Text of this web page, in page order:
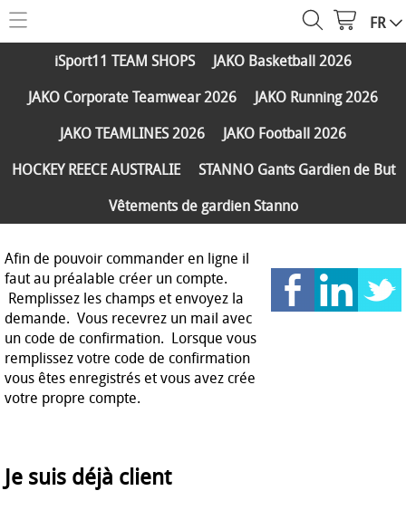
HOME
WEBSHOP
JAKO Running 2026
JAKO TEAMLINES 2026
JAKO Football 2026
HOCKEY REECE AUSTRALIE
STANNO Gants Gardien de But
Vêtements de gardien Stanno
PARTENAIRES
Réductions
Expédition et paiements
CONTACT
MY ISPORT11
FR
iSport11 TEAM SHOPS
JAKO Basketball 2026
JAKO Corporate Teamwear 2026
JAKO Running 2026
JAKO TEAMLINES 2026
JAKO Football 2026
HOCKEY REECE AUSTRALIE
STANNO Gants Gardien de But
Vêtements de gardien Stanno
Afin de pouvoir commander en ligne il
faut au préalable créer un compte.
Remplissez les champs et envoyez la
demande. Vous recevrez un mail avec
un code de confirmation. Lorsque vous
remplissez votre code de confirmation
vous êtes enregistrés et vous avez crée
votre propre compte.
Je suis déjà client